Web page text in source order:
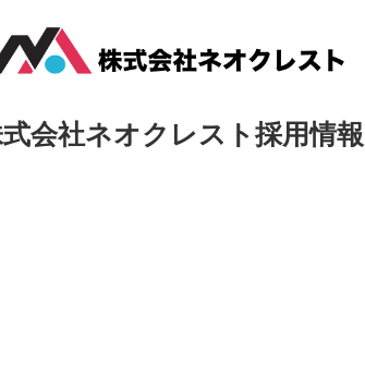
会社ネオクレスト採用情報